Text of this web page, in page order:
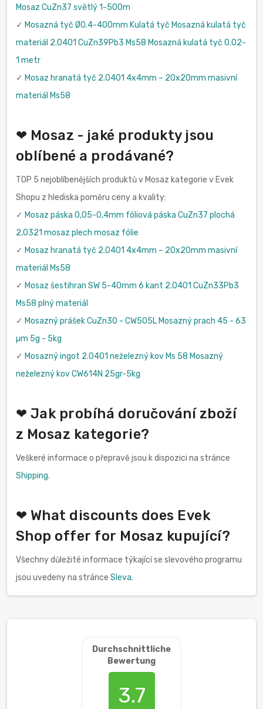
Mosaz CuZn37 světlý 1-500m
✓ Mosazná tyč Ø0.4-400mm Kulatá tyč Mosazná kulatá tyč
materiál 2.0401 CuZn39Pb3 Ms58 Mosazná kulatá tyč 0.02-
1 metr
✓ Mosaz hranatá tyč 2.0401 4x4mm – 20x20mm masivní
materiál Ms58
❤ Mosaz - jaké produkty jsou
oblíbené a prodávané?
TOP 5 nejoblíbenějších produktů v Mosaz kategorie v Evek
Shopu z hlediska poměru ceny a kvality:
✓ Mosaz páska 0,05-0,4mm fóliová páska CuZn37 plochá
2,0321 mosaz plech mosaz fólie
✓ Mosaz hranatá tyč 2.0401 4x4mm – 20x20mm masivní
materiál Ms58
✓ Mosaz šestihran SW 5-40mm 6 kant 2.0401 CuZn33Pb3
Ms58 plný materiál
✓ Mosazný prášek CuZn30 - CW505L Mosazný prach 45 - 63
µm 5g - 5kg
✓ Mosazný ingot 2.0401 neželezný kov Ms 58 Mosazný
neželezný kov CW614N 25gr-5kg
❤ Jak probíhá doručování zboží
z Mosaz kategorie?
Veškeré informace o přepravě jsou k dispozici na stránce
Shipping.
❤ What discounts does Evek
Shop offer for Mosaz kupující?
Všechny důležité informace týkající se slevového programu
jsou uvedeny na stránce Sleva.
Durchschnittliche
Bewertung
3.7